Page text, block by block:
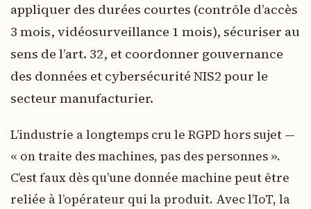
appliquer des durées courtes (contrôle d’accès
3 mois, vidéosurveillance 1 mois), sécuriser au
sens de l’art. 32, et coordonner gouvernance
des données et cybersécurité NIS2 pour le
secteur manufacturier.
L’industrie a longtemps cru le RGPD hors sujet —
« on traite des machines, pas des personnes ».
C’est faux dès qu’une donnée machine peut être
reliée à l’opérateur qui la produit. Avec l’IoT, la